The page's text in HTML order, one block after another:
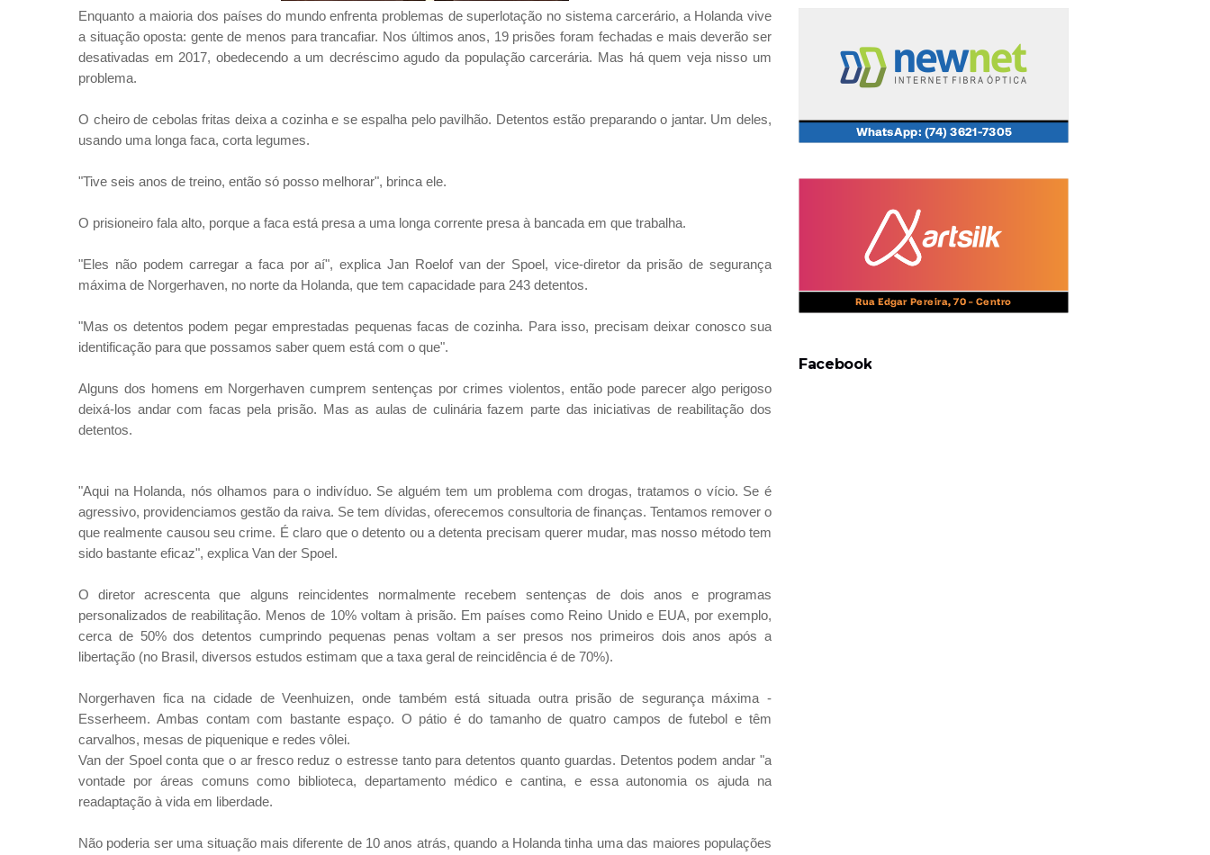
Enquanto a maioria dos países do mundo enfrenta problemas de superlotação no sistema carcerário, a Holanda vive
a situação oposta: gente de menos para trancafiar. Nos últimos anos, 19 prisões foram fechadas e mais deverão ser
desativadas em 2017, obedecendo a um decréscimo agudo da população carcerária. Mas há quem veja nisso um
problema.
O cheiro de cebolas fritas deixa a cozinha e se espalha pelo pavilhão. Detentos estão preparando o jantar. Um deles,
usando uma longa faca, corta legumes.
"Tive seis anos de treino, então só posso melhorar", brinca ele.
O prisioneiro fala alto, porque a faca está presa a uma longa corrente presa à bancada em que trabalha.
"Eles não podem carregar a faca por aí", explica Jan Roelof van der Spoel, vice-diretor da prisão de segurança
máxima de Norgerhaven, no norte da Holanda, que tem capacidade para 243 detentos.
"Mas os detentos podem pegar emprestadas pequenas facas de cozinha. Para isso, precisam deixar conosco sua
identificação para que possamos saber quem está com o que".
Alguns dos homens em Norgerhaven cumprem sentenças por crimes violentos, então pode parecer algo perigoso
deixá-los andar com facas pela prisão. Mas as aulas de culinária fazem parte das iniciativas de reabilitação dos
detentos.
"Aqui na Holanda, nós olhamos para o indivíduo. Se alguém tem um problema com drogas, tratamos o vício. Se é
agressivo, providenciamos gestão da raiva. Se tem dívidas, oferecemos consultoria de finanças. Tentamos remover o
que realmente causou seu crime. É claro que o detento ou a detenta precisam querer mudar, mas nosso método tem
sido bastante eficaz", explica Van der Spoel.
O diretor acrescenta que alguns reincidentes normalmente recebem sentenças de dois anos e programas
personalizados de reabilitação. Menos de 10% voltam à prisão. Em países como Reino Unido e EUA, por exemplo,
cerca de 50% dos detentos cumprindo pequenas penas voltam a ser presos nos primeiros dois anos após a
libertação (no Brasil, diversos estudos estimam que a taxa geral de reincidência é de 70%).
Norgerhaven fica na cidade de Veenhuizen, onde também está situada outra prisão de segurança máxima -
Esserheem. Ambas contam com bastante espaço. O pátio é do tamanho de quatro campos de futebol e têm
carvalhos, mesas de piquenique e redes vôlei.
Van der Spoel conta que o ar fresco reduz o estresse tanto para detentos quanto guardas. Detentos podem andar "a
vontade por áreas comuns como biblioteca, departamento médico e cantina, e essa autonomia os ajuda na
readaptação à vida em liberdade.
Não poderia ser uma situação mais diferente de 10 anos atrás, quando a Holanda tinha uma das maiores populações
Facebook